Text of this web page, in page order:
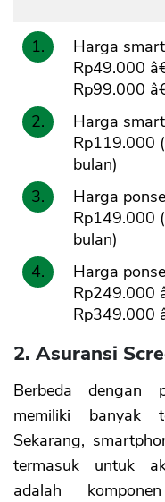
Harga
Rp49.000
Rp99.000
Harga
Rp119.000
bulan)
Harga
Rp149.000
bulan)
Harga
Rp249.000
Rp349.000
2. Asuransi
Berbeda dengan
memiliki banyak
Sekarang,
termasuk untuk
adalah